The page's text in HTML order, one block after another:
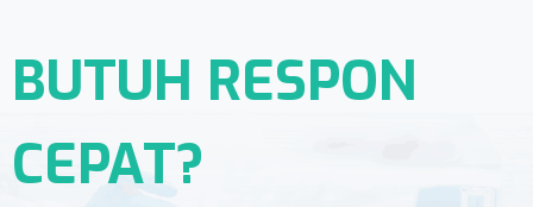
BUTUH RESPON
CEPAT?